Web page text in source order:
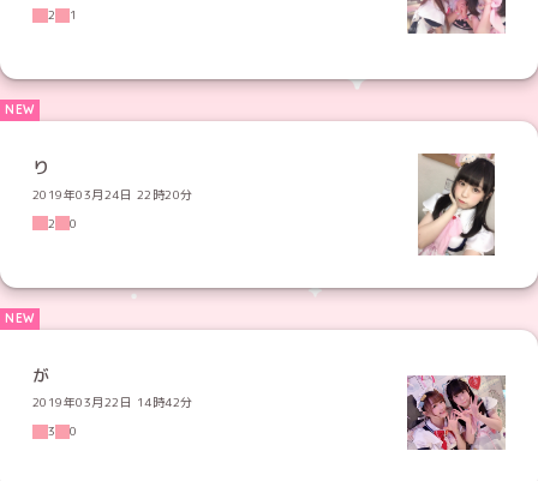
2
1
り
2019年03月24日 22時20分
2
0
が
2019年03月22日 14時42分
3
0